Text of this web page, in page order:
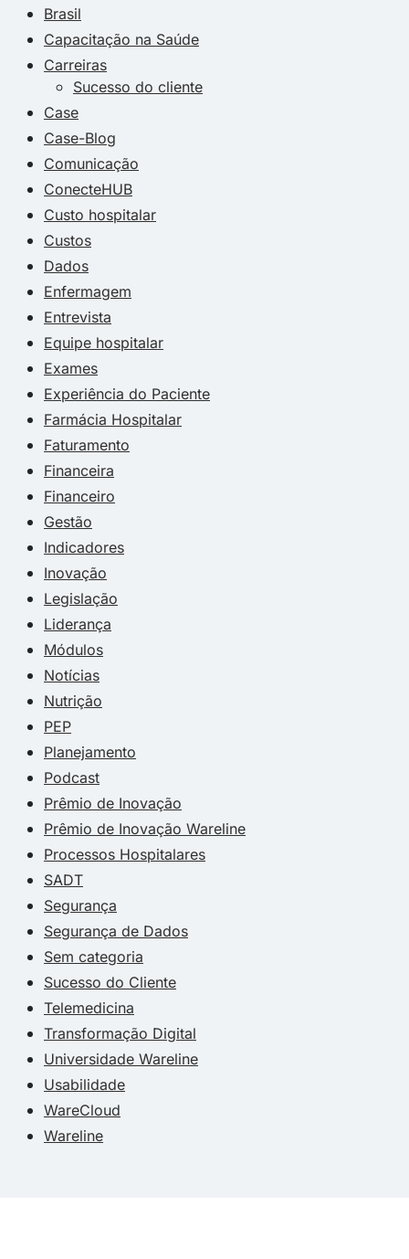
Brasil
Capacitação na Saúde
Carreiras
Sucesso do cliente
Case
Case-Blog
Comunicação
ConecteHUB
Custo hospitalar
Custos
Dados
Enfermagem
Entrevista
Equipe hospitalar
Exames
Experiência do Paciente
Farmácia Hospitalar
Faturamento
Financeira
Financeiro
Gestão
Indicadores
Inovação
Legislação
Liderança
Módulos
Notícias
Nutrição
PEP
Planejamento
Podcast
Prêmio de Inovação
Prêmio de Inovação Wareline
Processos Hospitalares
SADT
Segurança
Segurança de Dados
Sem categoria
Sucesso do Cliente
Telemedicina
Transformação Digital
Universidade Wareline
Usabilidade
WareCloud
Wareline